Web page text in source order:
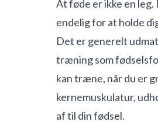
At føde er ikke en
endelig for at holde
Det er generelt
træning som
kan træne, når du er
kernemuskulatur,
af til din fødsel.